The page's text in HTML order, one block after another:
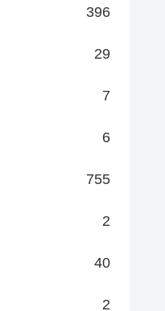
396
29
7
6
755
2
40
2